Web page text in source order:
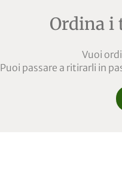
Ordina i
Vuoi
Puoi passare a ritirarli in